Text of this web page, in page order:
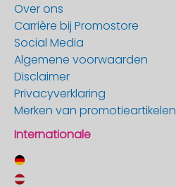
Over ons
Carrière bij Promostore
Social Media
Algemene voorwaarden
Disclaimer
Privacyverklaring
Merken van promotieartikelen
Internationale